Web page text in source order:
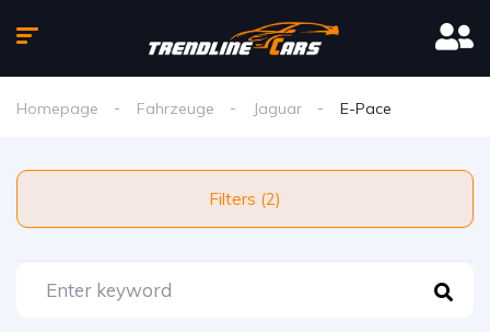
Homepage Fahrzeuge Jaguar E-Pace
Filters (2)